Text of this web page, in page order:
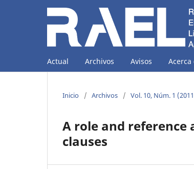
Actual Archivos Avisos Acerca
Inicio / Archivos / Vol. 10, Núm. 1
A role and
clauses